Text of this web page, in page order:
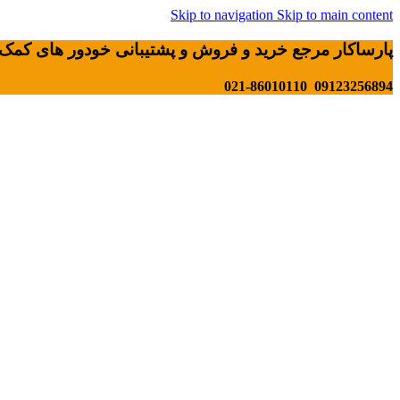
Skip to navigation Skip to main content
پارساکار مرجع خرید و فروش و پشتیبانی خودور های کمک
09123256894 021-86010110